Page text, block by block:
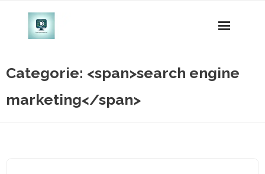
Categorie: <span>search engine
marketing</span>